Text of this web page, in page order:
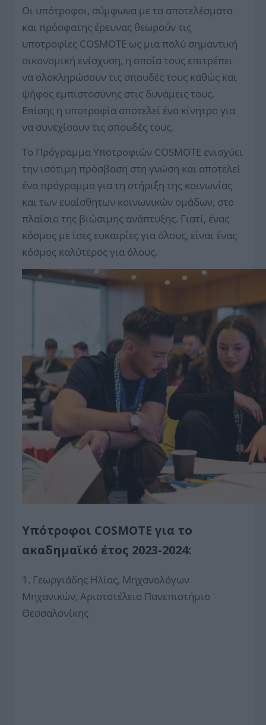
Οι υπότροφοι, σύμφωνα με τα αποτελέσματα
και πρόσφατης έρευνας θεωρούν τις
υποτροφίες COSMOTE ως μια πολύ σημαντική
οικονομική ενίσχυση, η οποία τους επιτρέπει
να ολοκληρώσουν τις σπουδές τους καθώς και
ψήφος εμπιστοσύνης στις δυνάμεις τους.
Επίσης η υποτροφία αποτελεί ένα κίνητρο για
να συνεχίσουν τις σπουδές τους.
Το Πρόγραμμα Υποτροφιών COSMOTE ενισχύει
την ισότιμη πρόσβαση στη γνώση και αποτελεί
ένα πρόγραμμα για τη στήριξη της κοινωνίας
και των ευαίσθητων κοινωνικών ομάδων, στο
πλαίσιο της βιώσιμης ανάπτυξης. Γιατί, ένας
κόσμος με ίσες ευκαιρίες για όλους, είναι ένας
κόσμος καλύτερος για όλους.
Υπότροφοι COSMOTE για το
ακαδημαϊκό έτος 2023-2024:
1. Γεωργιάδης Ηλίας, Μηχανολόγων
Μηχανικών, Αριστοτέλειο Πανεπιστήμιο
Θεσσαλονίκης